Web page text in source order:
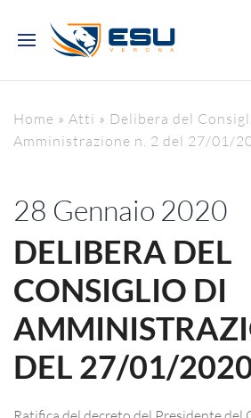
Home » Atti » Delibera del
Amministrazione n. 2 del 27/01/
28 Gennaio 2020
DELIBERA DEL
CONSIGLIO DI
DEL 27/01/